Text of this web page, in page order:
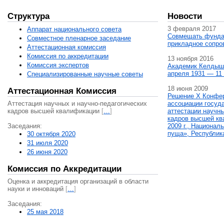
Структура
Аппарат национального совета
Совместное пленарное заседание
Аттестационная комисcия
Комиссия по аккредитации
Комиссия экспертов
Специализированные научные советы
Аттестационная Комиссия
Аттестация научных и научно-педагогических
кадров высшей квалификации […]
Заседания:
30 октября 2020
31 июля 2020
26 июня 2020
Комиссия по Аккредитации
Оценка и аккредитация организаций в области
науки и инноваций […]
Заседания:
25 мая 2018
Новости
3 февраля 2017
Совмещать
прикладное
13 ноября 2016
Академик
апреля 1931 — 11
18 июня 2009
Решение X
ассоциации
аттестации
кадров высшей
2009 г.,
пуща»,